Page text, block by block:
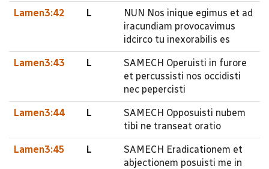
Lamen3:42 L
NUN Nos inique egimus et ad
iracundiam provocavimus
idcirco tu inexorabilis es
Lamen3:43 L
SAMECH Operuisti in furore
et percussisti nos occidisti
nec pepercisti
Lamen3:44 L
SAMECH Opposuisti nubem
tibi ne transeat oratio
Lamen3:45 L
SAMECH Eradicationem et
abjectionem posuisti me in